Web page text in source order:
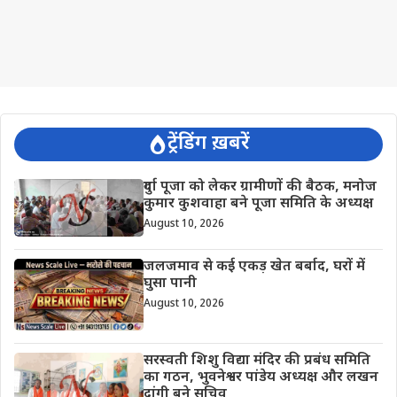
ट्रेंडिंग ख़बरें
दुर्गा पूजा को लेकर ग्रामीणों की बैठक, मनोज
कुमार कुशवाहा बने पूजा समिति के अध्यक्ष
August 10, 2026
जलजमाव से कई एकड़ खेत बर्बाद, घरों में
घुसा पानी
August 10, 2026
सरस्वती शिशु विद्या मंदिर की प्रबंध समिति
का गठन, भुवनेश्वर पांडेय अध्यक्ष और लखन